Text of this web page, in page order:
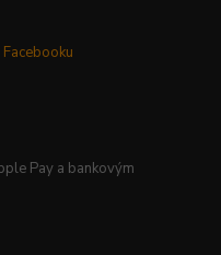
Pay a bankovým